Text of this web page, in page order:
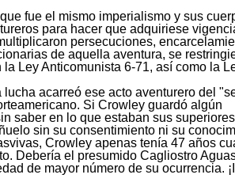
fue el mismo imperialismo y sus
para hacer que adquiriese
persecuciones,
de aquella aventura, se
Ley Anticomunista 6-71, así como la
acarreó ese acto aventurero del
Si Crowley guardó algún
saber en lo que estaban sus
sin su consentimiento ni su
Crowley apenas tenía 47 años
Debería el presumido Cagliostro
de mayor número de su ocurrencia.